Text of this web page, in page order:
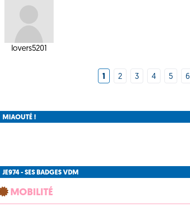
lovers5201
1 2 3 4 5 6
MIAOUTÉ !
JE974 - SES BADGES VDM
MOBILITÉ